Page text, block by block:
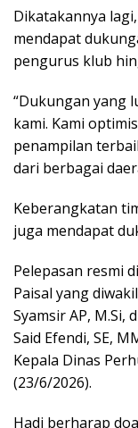
Dikatakannya
mendapat
pengurus klub
“Dukungan yang
kami. Kami
penampilan
dari berbagai
Keberangkatan
juga mendapat
Pelepasan resmi
Paisal yang
Syamsir AP, M.Si,
Said Efendi, SE,
Kepala Dinas
(23/6/2026).
Hadi berharap